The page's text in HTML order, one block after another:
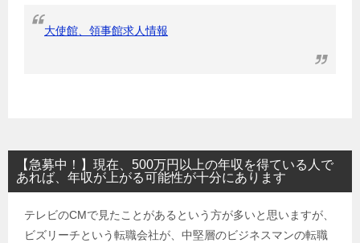
大使館、領事館求人情報
【急募中！】現在、500万円以上の年収を得ている人で
あれば、年収が上がる可能性が十分にあります
テレビのCMで見たことがあるという方が多いと思いますが、
ビズリーチという転職会社が、中堅層のビジネスマンの転職